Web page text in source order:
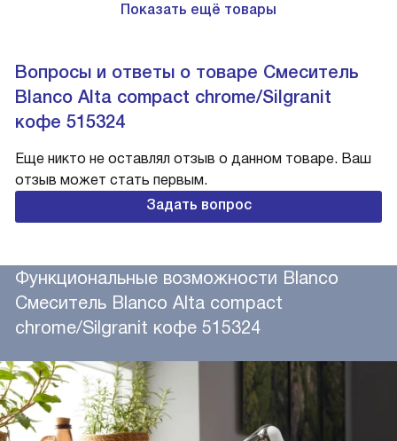
Показать ещё товары
Вопросы и ответы о товаре Смеситель
Blanco Alta compact chrome/Silgranit
кофе 515324
Еще никто не оставлял отзыв о данном товаре. Ваш
отзыв может стать первым.
Задать вопрос
Функциональные возможности Blanco
Смеситель Blanco Alta compact
chrome/Silgranit кофе 515324